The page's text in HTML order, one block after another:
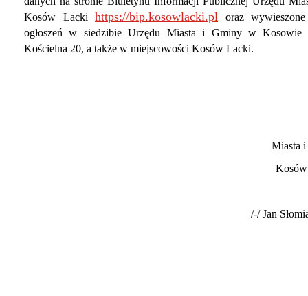
Kosów Lackihttps://bip.kosowlacki.pl
oraz
ogłoszeń w siedzibie Urzędu Miasta i Gminy w
Kościelna 20, a także w miejscowości Kosów Lacki.
Miasta
/-/ Jan